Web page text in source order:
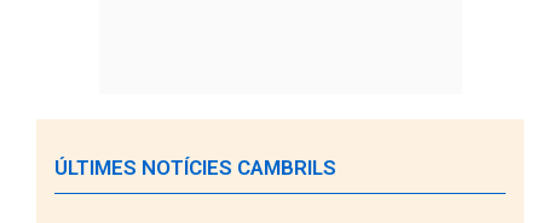
ÚLTIMES NOTÍCIES CAMBRILS